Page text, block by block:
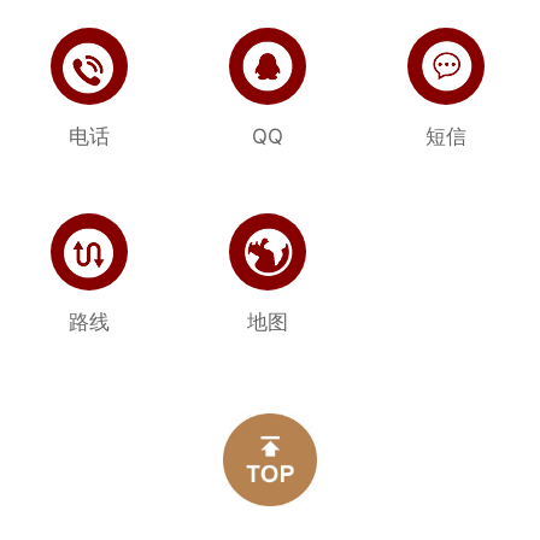
电话 QQ 短信
路线 地图